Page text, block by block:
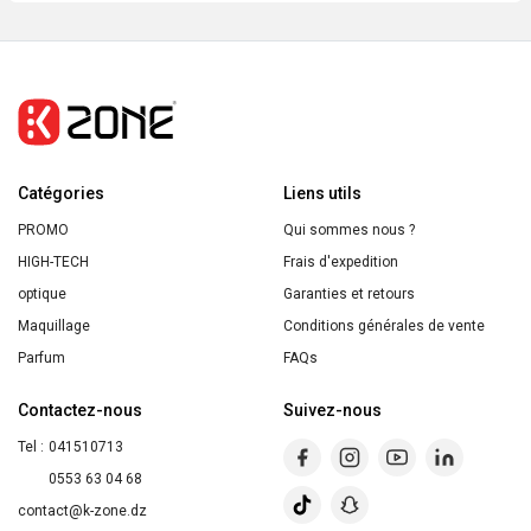
Multi-
Usages
Pour
Cheveux
Secs
et
Rebelles
Catégories
PROMO
HIGH-TECH
optique
Maquillage
Parfum
Liens utils
Qui sommes nous ?
Frais d'expedition
Garanties et retours
Conditions générales de vente
FAQs
Contactez-nous
Tel : 041510713
0553 63 04 68
contact@k-zone.dz
Suivez-nous